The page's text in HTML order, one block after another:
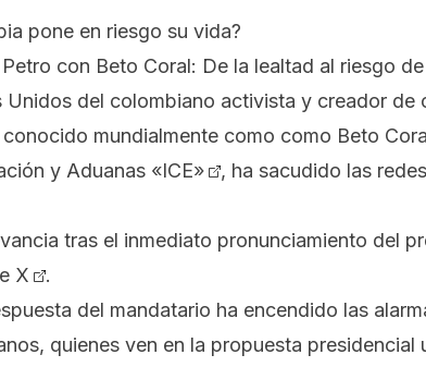
pone en riesgo su vida?
con Beto Coral: De la lealtad al riesgo
Unidos del colombiano activista y creador de
mundialmente como como Beto
y Aduanas «ICE»
, ha sacudido las
tras el inmediato pronunciamiento del
X
.
del mandatario ha encendido las
quienes ven en la propuesta presidencial